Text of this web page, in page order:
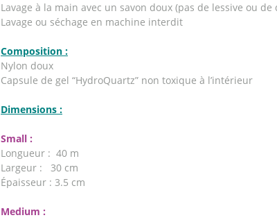
Lavage à la main avec un savon doux (pas de lessive ou de
Lavage ou séchage en machine interdit
Composition :
Nylon doux
Capsule de gel “HydroQuartz” non toxique à l’intérieur
Dimensions :
Small :
Longueur : 40 m
Largeur : 30 cm
Épaisseur : 3.5 cm
Medium :